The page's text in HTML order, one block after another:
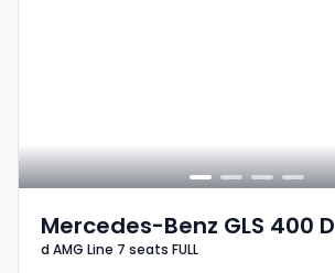
Mercedes-Benz GLS 400 D
AMG Line 7 Seats FULL
d AMG Line 7 seats FULL